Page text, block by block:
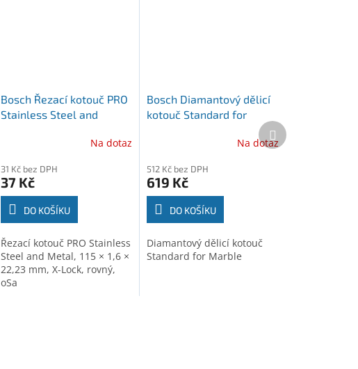
Bosch Řezací kotouč PRO
Stainless Steel and
mm, X-Lock, rovný, oSa
Na dotaz
31 Kč bez DPH
37 Kč
DO KOŠÍKU
Řezací kotouč PRO Stainless
Steel and Metal, 115 × 1,6 ×
22,23 mm, X-Lock, rovný,
oSa
Bosch Diamantový dělicí
kotouč Standard for
Marble (2608602282)
Na dotaz
512 Kč bez DPH
619 Kč
DO KOŠÍKU
Diamantový dělicí kotouč
Standard for Marble
Další
produkt